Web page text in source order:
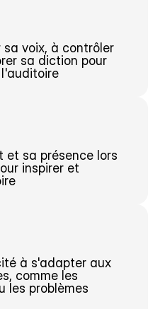
voix, à contrôler
sa diction pour
et sa présence lors
inspirer et
à s'adapter aux
comme les
les problèmes